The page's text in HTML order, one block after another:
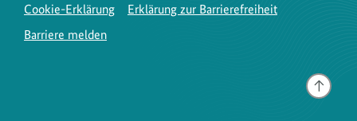
Cookie-Erklärung
Erklärung zur Barrierefreiheit
Barriere melden
Gehe
nach